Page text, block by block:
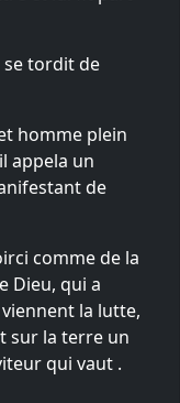
se tordit de
homme plein
appela un
de
comme de la
Dieu, qui a
la lutte,
sur la terre un
qui vaut .